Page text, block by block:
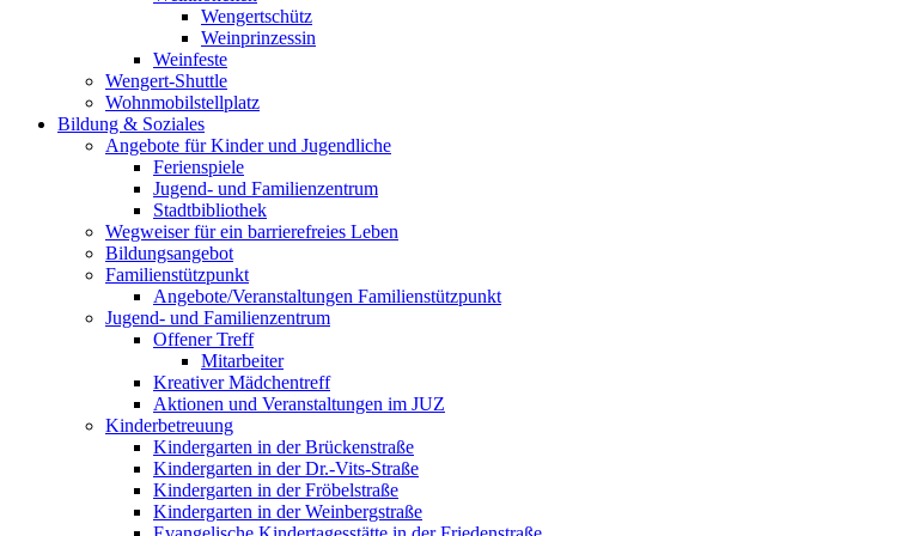
Wengertschütz
Weinprinzessin
Weinfeste
Wengert-Shuttle
Wohnmobilstellplatz
Bildung & Soziales
Angebote für Kinder und Jugendliche
Ferienspiele
Jugend- und Familienzentrum
Stadtbibliothek
Wegweiser für ein barrierefreies Leben
Bildungsangebot
Familienstützpunkt
Angebote/Veranstaltungen Familienstützpunkt
Jugend- und Familienzentrum
Offener Treff
Mitarbeiter
Kreativer Mädchentreff
Aktionen und Veranstaltungen im JUZ
Kinderbetreuung
Kindergarten in der Brückenstraße
Kindergarten in der Dr.-Vits-Straße
Kindergarten in der Fröbelstraße
Kindergarten in der Weinbergstraße